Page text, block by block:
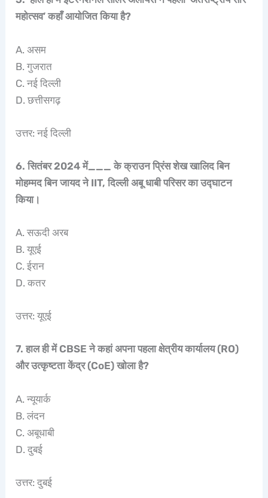
महोत्सव’ कहाँ आयोजित किया है?
A. असम
B. गुजरात
C. नई दिल्ली
D. छत्तीसगढ़
उत्तर: नई दिल्ली
6. सितंबर 2024 में___ के क्राउन प्रिंस शेख खालिद बिन
मोहम्मद बिन जायद ने IIT, दिल्ली अबू धाबी परिसर का उद्घाटन
किया।
A. सऊदी अरब
B. यूएई
C. ईरान
D. कतर
उत्तर: यूएई
7. हाल ही में CBSE ने कहां अपना पहला क्षेत्रीय कार्यालय (RO)
और उत्कृष्टता केंद्र (CoE) खोला है?
A. न्यूयार्क
B. लंदन
C. अबूधाबी
D. दुबई
उत्तर: दुबई